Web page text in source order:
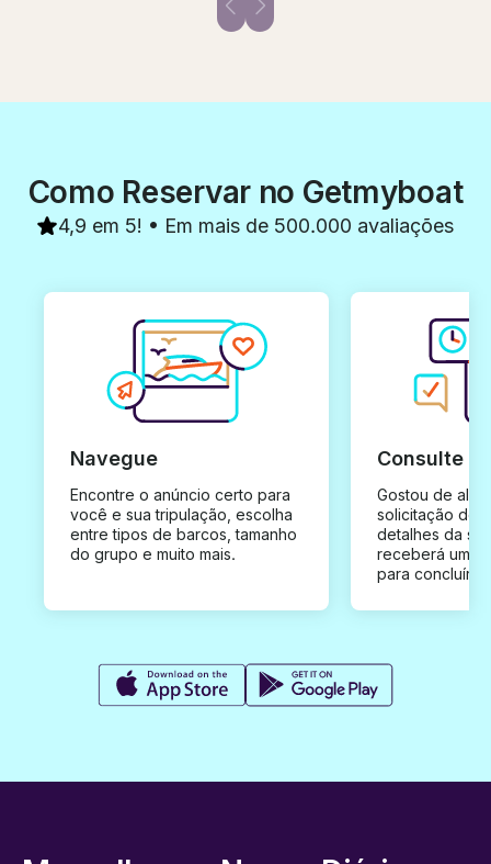
Como Reservar no Getmyboat
4,9 em 5! • Em mais de 500.000 avaliações
Navegue
Encontre o anúncio certo para
você e sua tripulação, escolha
entre tipos de barcos, tamanho
do grupo e muito mais.
Consulte e
Gostou de
solicitação de
detalhes da
receberá uma
para concluír a